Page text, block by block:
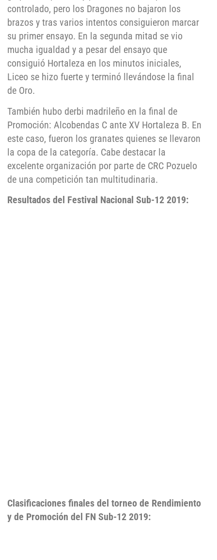
controlado, pero los Dragones no bajaron los
brazos y tras varios intentos consiguieron marcar
su primer ensayo. En la segunda mitad se vio
mucha igualdad y a pesar del ensayo que
consiguió Hortaleza en los minutos iniciales,
Liceo se hizo fuerte y terminó llevándose la final
de Oro.
También hubo derbi madrileño en la final de
Promoción: Alcobendas C ante XV Hortaleza B. En
este caso, fueron los granates quienes se llevaron
la copa de la categoría. Cabe destacar la
excelente organización por parte de CRC Pozuelo
de una competición tan multitudinaria.
Resultados del Festival Nacional Sub-12 2019:
Clasificaciones finales del torneo de Rendimiento
y de Promoción del FN Sub-12 2019: